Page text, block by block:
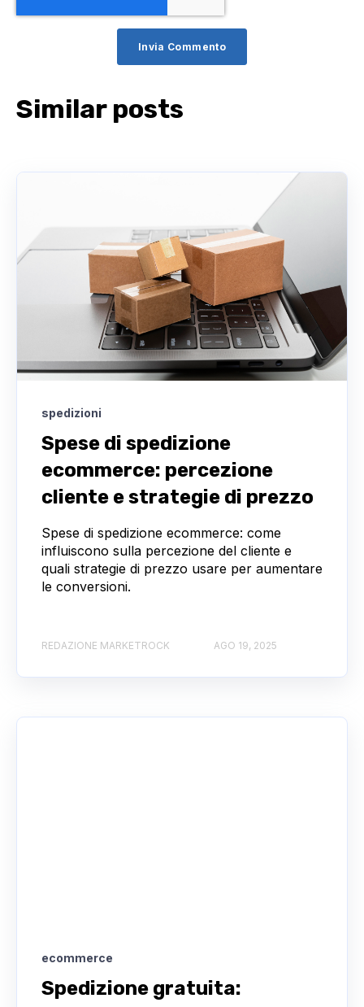
Similar posts
spedizioni
Spese di spedizione
ecommerce: percezione
cliente e strategie di prezzo
Spese di spedizione ecommerce: come
influiscono sulla percezione del cliente e
quali strategie di prezzo usare per aumentare
le conversioni.
REDAZIONE MARKETROCK AGO 19, 2025
ecommerce
Spedizione gratuita: